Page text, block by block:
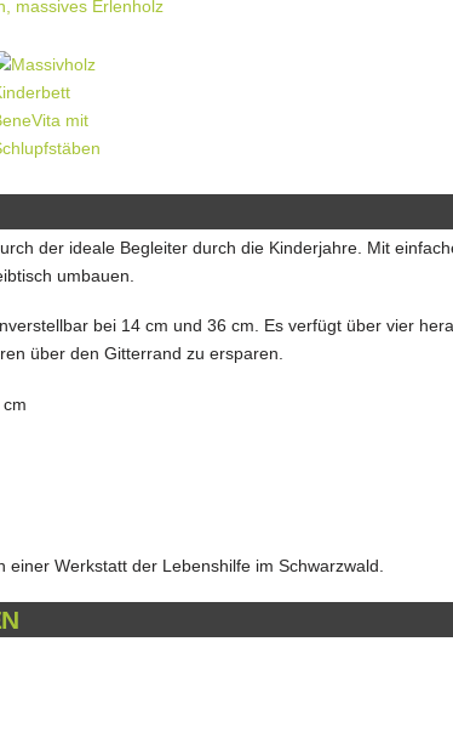
der ideale Begleiter durch die Kinderjahre. Mit
umbauen.
bei 14 cm und 36 cm. Es verfügt über vier
über den Gitterrand zu ersparen.
Werkstatt der Lebenshilfe im Schwarzwald.